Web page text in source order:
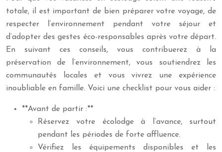
totale, il est important de bien préparer votre voyage, de
respecter l’environnement pendant votre séjour et
d’adopter des gestes éco-responsables après votre départ.
En suivant ces conseils, vous contribuerez à la
préservation de l’environnement, vous soutiendrez les
communautés locales et vous vivrez une expérience
inoubliable en famille. Voici une checklist pour vous aider :
**Avant de partir :**
Réservez votre écolodge à l’avance, surtout
pendant les périodes de forte affluence.
Vérifiez les équipements disponibles et les